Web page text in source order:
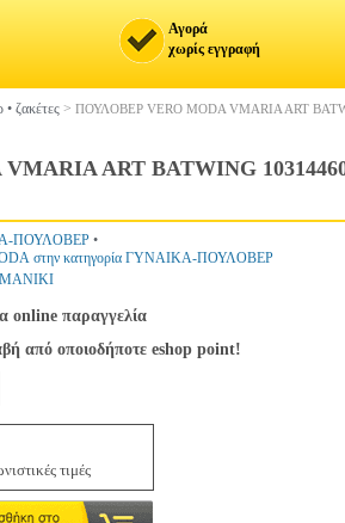
Αγορά
χωρίς εγγραφή
• ζακέτες > ΠΟΥΛΟΒΕΡ VERO MODA VMARIA ART
ART BATWING
ΠΟΥΛΟΒΕΡ •
στην κατηγορία ΓΥΝΑΙΚΑ-ΠΟΥΛΟΒΕΡ
online παραγγελία
από οποιοδήποτε eshop point!
τιμές